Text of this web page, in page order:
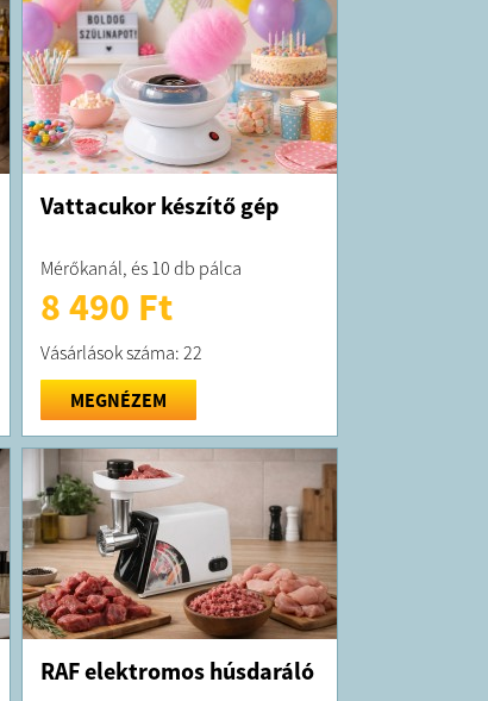
Vattacukor készítő gép
Mérőkanál, és 10 db pálca
8 490 Ft
Vásárlások száma: 22
MEGNÉZEM
RAF elektromos húsdaráló